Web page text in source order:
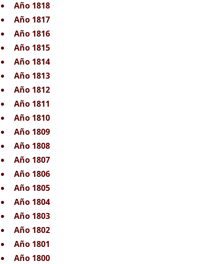
Año 1818
Año 1817
Año 1816
Año 1815
Año 1814
Año 1813
Año 1812
Año 1811
Año 1810
Año 1809
Año 1808
Año 1807
Año 1806
Año 1805
Año 1804
Año 1803
Año 1802
Año 1801
Año 1800